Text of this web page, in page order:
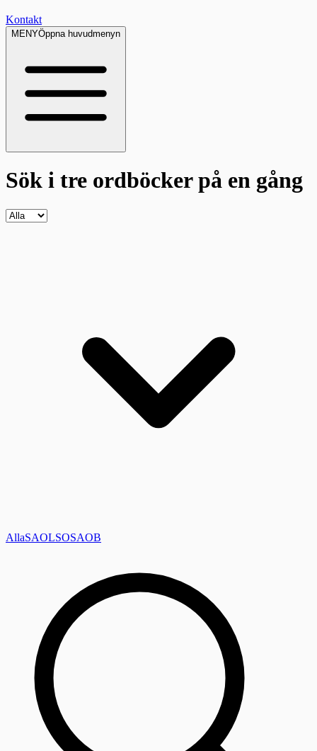
Kontakt
MENYÖppna huvudmenyn
Sök i tre ordböckerpå en gång
AllaSAOLSOSAOB